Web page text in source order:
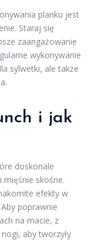
planku jest
Staraj się
zaangażowanie
wykonywanie
sylwetki, ale także
i jak
doskonale
mięśnie skośne.
efekty w
poprawnie
na macie, z
aby tworzyły